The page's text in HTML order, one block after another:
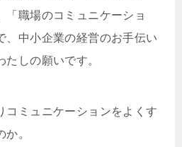
「職場のコミュニケーショ
、中小企業の経営のお手伝い
しの願いです。
コミュニケーションをよくす
。